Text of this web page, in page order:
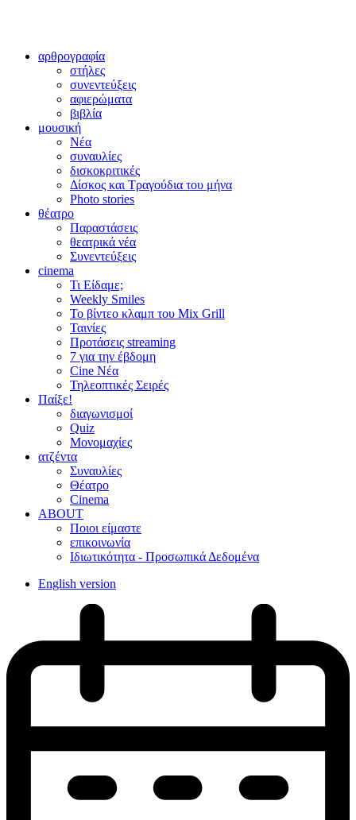
αρθρογραφία
στήλες
συνεντεύξεις
αφιερώματα
βιβλία
μουσική
Νέα
συναυλίες
δισκοκριτικές
Δίσκος και Τραγούδια του μήνα
Photo stories
θέατρο
Παραστάσεις
θεατρικά νέα
Συνεντεύξεις
cinema
Τι Είδαμε;
Weekly Smiles
Το βίντεο κλαμπ του Mix Grill
Ταινίες
Προτάσεις streaming
7 για την έβδομη
Cine Νέα
Τηλεοπτικές Σειρές
Παίξε!
διαγωνισμοί
Quiz
Μονομαχίες
ατζέντα
Συναυλίες
Θέατρο
Cinema
ABOUT
Ποιοι είμαστε
επικοινωνία
Ιδιωτικότητα - Προσωπικά Δεδομένα
English version